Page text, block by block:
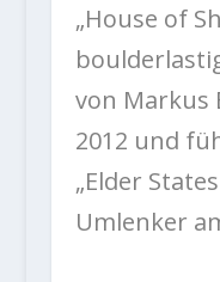
„House of
von Markus
2012 und
„Elder
Umlenker